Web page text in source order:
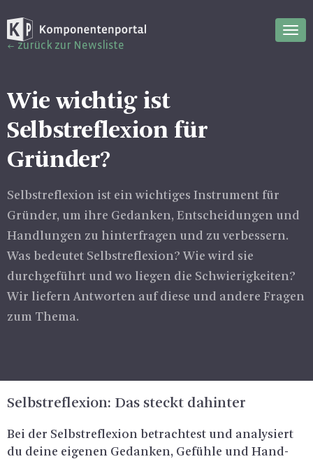
zurück zur Newsliste
Wie wichtig ist
Selbstreflexion für
Gründer?
Selbstreflexion ist ein wichtiges Instrument für
Gründer, um ihre Gedanken, Entscheidungen und
Handlungen zu hinterfragen und zu verbessern.
Was bedeutet Selbstreflexion? Wie wird sie
durchgeführt und wo liegen die Schwierigkeiten?
Wir liefern Antworten auf diese und andere Fragen
zum Thema.
Selbst­re­fle­xi­on: Das steckt da­hin­ter
Bei der Selbst­re­fle­xi­on be­trach­test und ana­ly­siert
du deine ei­ge­nen Ge­dan­ken, Ge­füh­le und Hand­